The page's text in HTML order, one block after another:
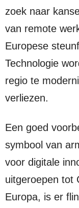
zoek naar
van remote
Europese
Technologie
regio te
verliezen.
Een goed
symbool van
voor digitale
uitgeroepen tot
Europa, is er